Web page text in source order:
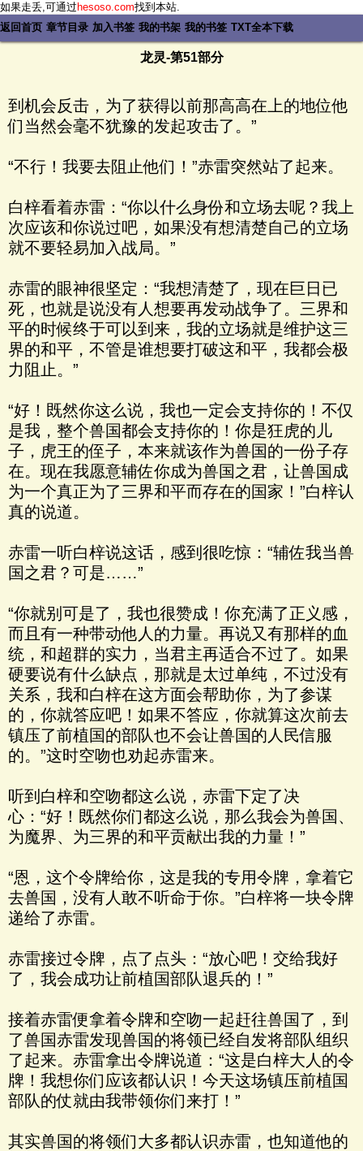
如果走丢,可通过hesoso.com找到本站.
返回首页 章节目录 加入书签 我的书架 我的书签 TXT全本下载
龙灵-第51部分
到机会反击，为了获得以前那高高在上的地位他
们当然会毫不犹豫的发起攻击了。”
“不行！我要去阻止他们！”赤雷突然站了起来。
白梓看着赤雷：“你以什么身份和立场去呢？我上
次应该和你说过吧，如果没有想清楚自己的立场
就不要轻易加入战局。”
赤雷的眼神很坚定：“我想清楚了，现在巨日已
死，也就是说没有人想要再发动战争了。三界和
平的时候终于可以到来，我的立场就是维护这三
界的和平，不管是谁想要打破这和平，我都会极
力阻止。”
“好！既然你这么说，我也一定会支持你的！不仅
是我，整个兽国都会支持你的！你是狂虎的儿
子，虎王的侄子，本来就该作为兽国的一份子存
在。现在我愿意辅佐你成为兽国之君，让兽国成
为一个真正为了三界和平而存在的国家！”白梓认
真的说道。
赤雷一听白梓说这话，感到很吃惊：“辅佐我当兽
国之君？可是……”
“你就别可是了，我也很赞成！你充满了正义感，
而且有一种带动他人的力量。再说又有那样的血
统，和超群的实力，当君主再适合不过了。如果
硬要说有什么缺点，那就是太过单纯，不过没有
关系，我和白梓在这方面会帮助你，为了参谋
的，你就答应吧！如果不答应，你就算这次前去
镇压了前植国的部队也不会让兽国的人民信服
的。”这时空吻也劝起赤雷来。
听到白梓和空吻都这么说，赤雷下定了决
心：“好！既然你们都这么说，那么我会为兽国、
为魔界、为三界的和平贡献出我的力量！”
“恩，这个令牌给你，这是我的专用令牌，拿着它
去兽国，没有人敢不听命于你。”白梓将一块令牌
递给了赤雷。
赤雷接过令牌，点了点头：“放心吧！交给我好
了，我会成功让前植国部队退兵的！”
接着赤雷便拿着令牌和空吻一起赶往兽国了，到
了兽国赤雷发现兽国的将领已经自发将部队组织
了起来。赤雷拿出令牌说道：“这是白梓大人的令
牌！我想你们应该都认识！今天这场镇压前植国
部队的仗就由我带领你们来打！”
其实兽国的将领们大多都认识赤雷，也知道他的